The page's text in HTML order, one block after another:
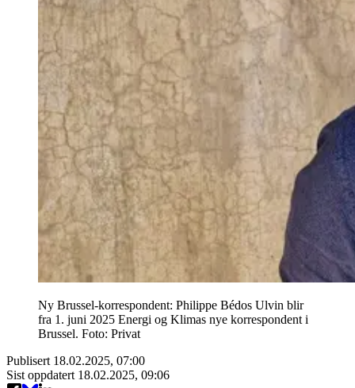
Ny Brussel-korrespondent: Philippe Bédos Ulvin blir
fra 1. juni 2025 Energi og Klimas nye korrespondent i
Brussel. Foto: Privat
Publisert 18.02.2025, 07:00
Sist oppdatert 18.02.2025, 09:06